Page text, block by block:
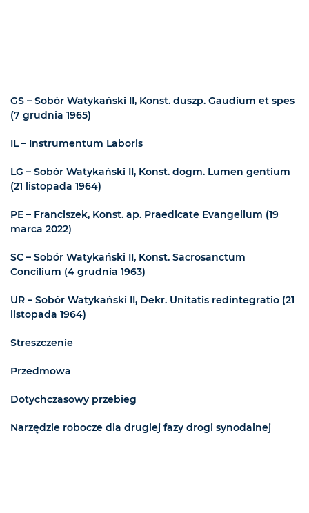
GS – Sobór Watykański II, Konst. duszp. Gaudium et spes
(7 grudnia 1965)
IL – Instrumentum Laboris
LG – Sobór Watykański II, Konst. dogm. Lumen gentium
(21 listopada 1964)
PE – Franciszek, Konst. ap. Praedicate Evangelium (19
marca 2022)
SC – Sobór Watykański II, Konst. Sacrosanctum
Concilium (4 grudnia 1963)
UR – Sobór Watykański II, Dekr. Unitatis redintegratio (21
listopada 1964)
Streszczenie
Przedmowa
Dotychczasowy przebieg
Narzędzie robocze dla drugiej fazy drogi synodalnej